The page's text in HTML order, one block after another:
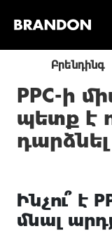
Բրենդինգ
PPC-ի
պետք է
Ինչու՞ է
մնալ